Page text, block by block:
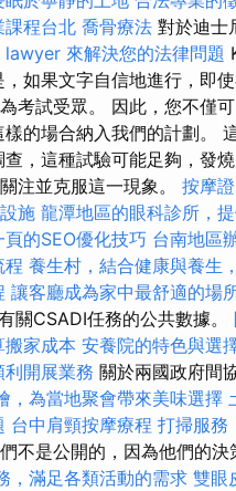
課程台北 喬骨療法 對於迪士
lawyer 來解決您的法律問題
如果文字自信地進行，即
考試受眾。 因此，您不僅
的場合納入我們的計劃。
，這種試驗可能足夠，發
注並克服這一現象。 按摩
施 龍潭地區的眼科診所，
的SEO優化技巧 台南地區
程 養生村，結合健康與養生
讓客廳成為家中最舒適的場
關CSADI任務的公共數據。
家成本 安養院的特色與選
開展業務 關於兩國政府間
，為當地聚會帶來美味選擇
台中肩頸按摩療程 打掃服務
不是公開的，因為他們的決
，滿足各類活動的需求 雙眼